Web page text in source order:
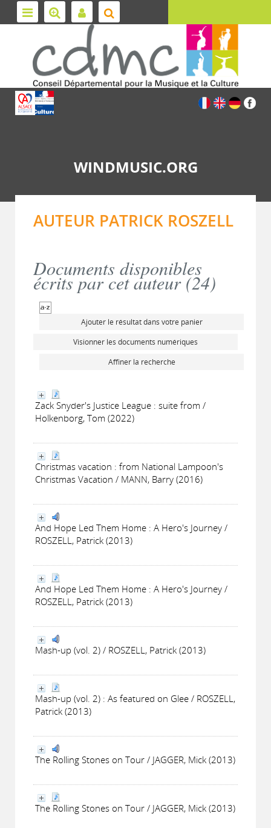
WINDMUSIC.ORG
AUTEUR PATRICK ROSZELL
Documents disponibles
écrits par cet auteur (24)
Ajouter le résultat dans votre panier
Visionner les documents numériques
Affiner la recherche
Zack Snyder's Justice League : suite from /
Holkenborg, Tom (2022)
Christmas vacation : from National Lampoon's
Christmas Vacation / MANN, Barry (2016)
And Hope Led Them Home : A Hero's Journey /
ROSZELL, Patrick (2013)
And Hope Led Them Home : A Hero's Journey /
ROSZELL, Patrick (2013)
Mash-up (vol. 2) / ROSZELL, Patrick (2013)
Mash-up (vol. 2) : As featured on Glee / ROSZELL,
Patrick (2013)
The Rolling Stones on Tour / JAGGER, Mick (2013)
The Rolling Stones on Tour / JAGGER, Mick (2013)